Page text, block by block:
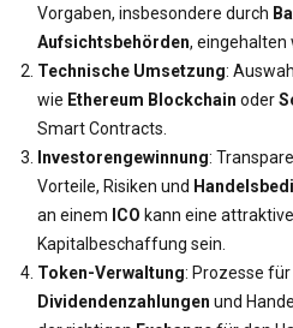
Vorgaben, insbesondere durch
Aufsichtsbehörden, eingehalten
Technische Umsetzung:
wie Ethereum Blockchain oder
Smart Contracts.
Investorengewinnung:
Vorteile, Risiken und
an einem ICO kann eine
Kapitalbeschaffung sein.
Token-Verwaltung: Prozesse für
Dividendenzahlungen und